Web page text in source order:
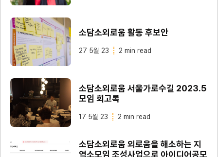
소담소외로움 활동 후보안
27 5월 23 2 min read
소담소외로움 서울가로수길 2023.5
모임 회고록
17 5월 23 2 min read
소담소외로움 외로움을 해소하는 지
역소모임 조성사업으로 아이디어공모